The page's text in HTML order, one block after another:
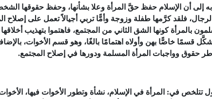
إلى أن الإسلام حفظ حقَّ المرأة وعلا بشأنها، وحفظ حقوقها
فلقد كرَّمها طفلة وزوجة وأمًّا تربي أجيالاً تعمل على إصلاح
بالمرأة كونها الشق الثاني من المجتمع، فاهتموا بتهذيب
شكَّل قسمًا خاصًّا بهن وأولاه اهتمامًا بالغًا، وهو قسم الأخوات،
حقوق وواجبات المرأة المسلمة ودورها في إصلاح المجتمع.
في: المرأة في الإسلام، نشأة وتطور الأخوات فيها، الأخوات